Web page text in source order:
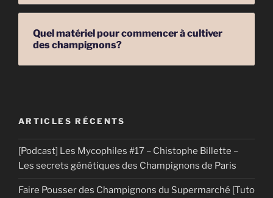
Quel matériel pour commencer à cultiver
des champignons?
ARTICLES RÉCENTS
[Podcast] Les Mycophiles #17 – Chistophe Billette –
Les secrets génétiques des Champignons de Paris
Faire Pousser des Champignons du Supermarché [Tuto